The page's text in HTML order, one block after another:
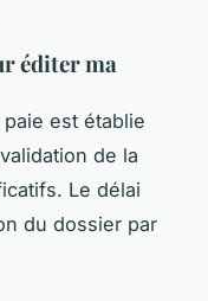
éditer ma
est établie
de la
Le délai
du dossier par